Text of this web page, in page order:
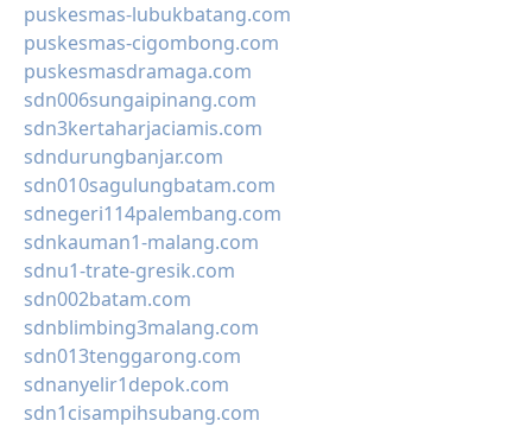
puskesmas-lubukbatang.com
puskesmas-cigombong.com
puskesmasdramaga.com
sdn006sungaipinang.com
sdn3kertaharjaciamis.com
sdndurungbanjar.com
sdn010sagulungbatam.com
sdnegeri114palembang.com
sdnkauman1-malang.com
sdnu1-trate-gresik.com
sdn002batam.com
sdnblimbing3malang.com
sdn013tenggarong.com
sdnanyelir1depok.com
sdn1cisampihsubang.com